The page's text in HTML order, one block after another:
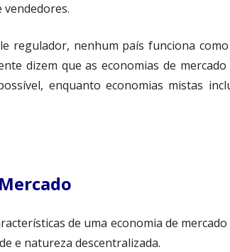
vendedores.
regulador, nenhum país funciona
dizem que as economias de mercado
enquanto economias mistas
de uma economia de mercado
e natureza descentralizada.